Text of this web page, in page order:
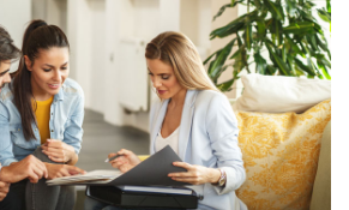
NOTRE AGENCE
ALERTE MAIL
CONTACT